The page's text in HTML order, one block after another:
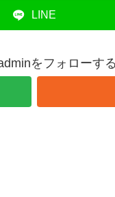
LINE
をフォローする